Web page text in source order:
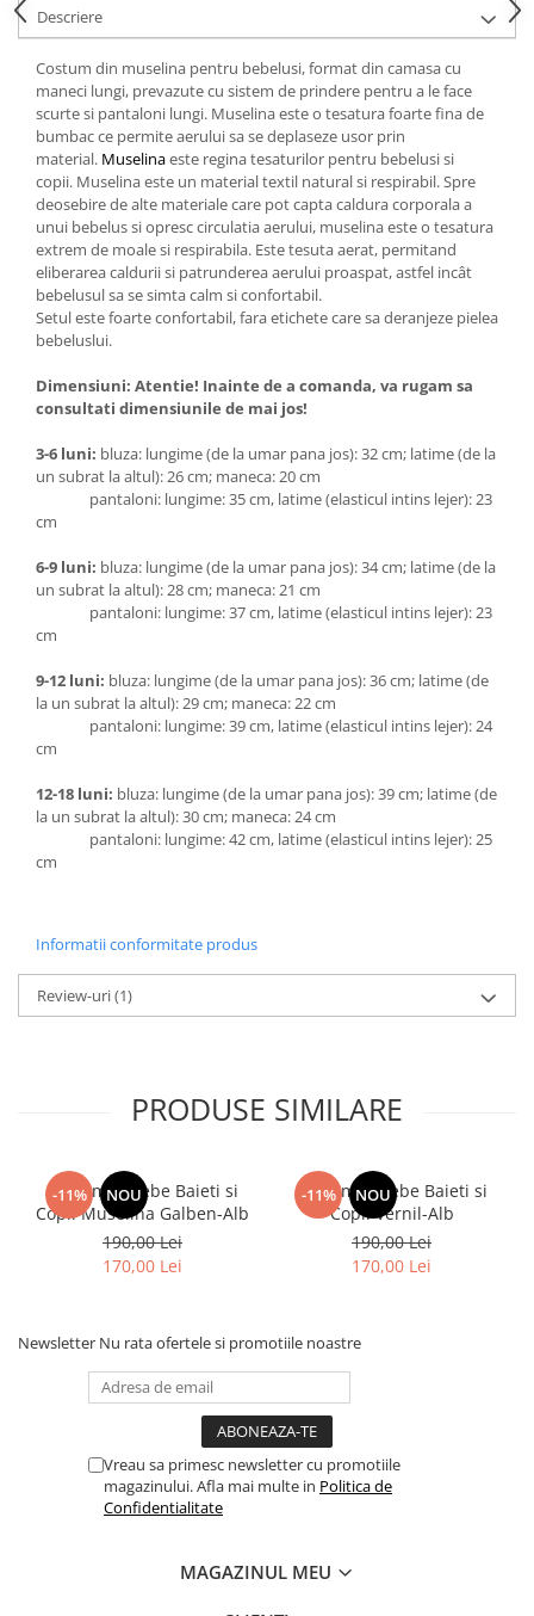
Descriere
Costum din muselina pentru bebelusi, format din camasa cu
maneci lungi, prevazute cu sistem de prindere pentru a le face
scurte si pantaloni lungi. Muselina este o tesatura foarte fina de
bumbac ce permite aerului sa se deplaseze usor prin
material. Muselinaeste regina tesaturilor pentru bebelusi si
copii. Muselina este un material textil natural si respirabil. Spre
deosebire de alte materiale care pot capta caldura corporala a
unui bebelus si opresc circulatia aerului, muselina este o tesatura
extrem de moale si respirabila. Este tesuta aerat, permitand
eliberarea caldurii si patrunderea aerului proaspat, astfel incât
bebelusul sa se simta calm si confortabil.
Setul este foarte confortabil, fara etichete care sa deranjeze pielea
bebeluslui.
Dimensiuni: Atentie! Inainte de a comanda, va rugam sa
consultati dimensiunile de mai jos!
3-6 luni: bluza: lungime (de la umar pana jos): 32 cm; latime (de la
un subrat la altul): 26 cm; maneca: 20 cm
pantaloni: lungime: 35 cm, latime (elasticul intins lejer): 23
cm
6-9 luni: bluza: lungime (de la umar pana jos): 34 cm; latime (de la
un subrat la altul): 28 cm; maneca: 21 cm
pantaloni: lungime: 37 cm, latime (elasticul intins lejer): 23
cm
9-12 luni: bluza: lungime (de la umar pana jos): 36 cm; latime (de
la un subrat la altul): 29 cm; maneca: 22 cm
pantaloni: lungime: 39 cm, latime (elasticul intins lejer): 24
cm
12-18 luni: bluza: lungime (de la umar pana jos): 39 cm; latime (de
la un subrat la altul): 30 cm; maneca: 24 cm
pantaloni: lungime: 42 cm, latime (elasticul intins lejer): 25
cm
Informatii conformitate produs
Review-uri(1)
PRODUSE SIMILARE
-11% NOU
Costumas Bebe Baieti si
Copii Muselina Galben-Alb
190,00 Lei
170,00 Lei
-11% NOU
Costumas Bebe Baieti si
Copii Vernil-Alb
190,00 Lei
170,00 Lei
Newsletter Nu rata ofertele si promotiile noastre
Vreau sa primesc newsletter cu promotiile
magazinului. Afla mai multe in Politica de
Confidentialitate
MAGAZINUL MEU